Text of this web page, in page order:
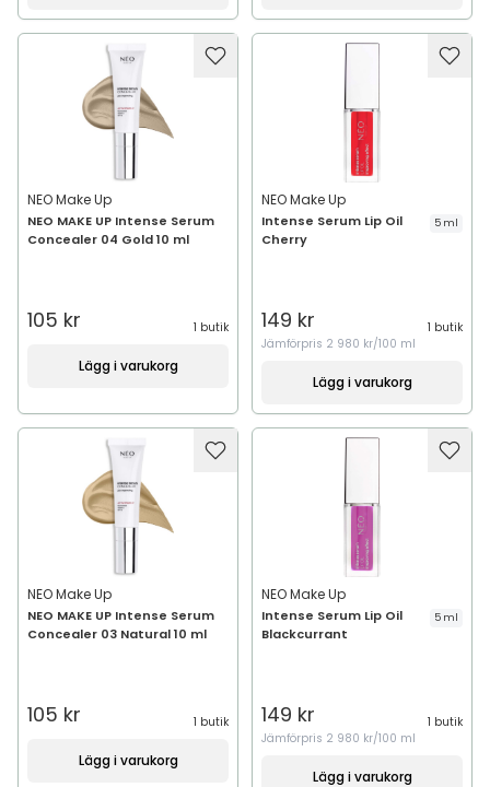
NEO Make Up
NEO MAKE UP Intense Serum
Concealer 04 Gold 10 ml
105 kr 1 butik
Lägg i varukorg
NEO Make Up
Intense Serum Lip Oil
Cherry
5 ml
149 kr
1 butik
Jämförpris 2 980 kr/100 ml
Lägg i varukorg
NEO Make Up
NEO MAKE UP Intense Serum
Concealer 03 Natural 10 ml
105 kr 1 butik
Lägg i varukorg
NEO Make Up
Intense Serum Lip Oil
Blackcurrant
5 ml
149 kr
1 butik
Jämförpris 2 980 kr/100 ml
Lägg i varukorg